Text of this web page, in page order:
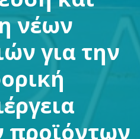
νέων
για την
προϊόντων